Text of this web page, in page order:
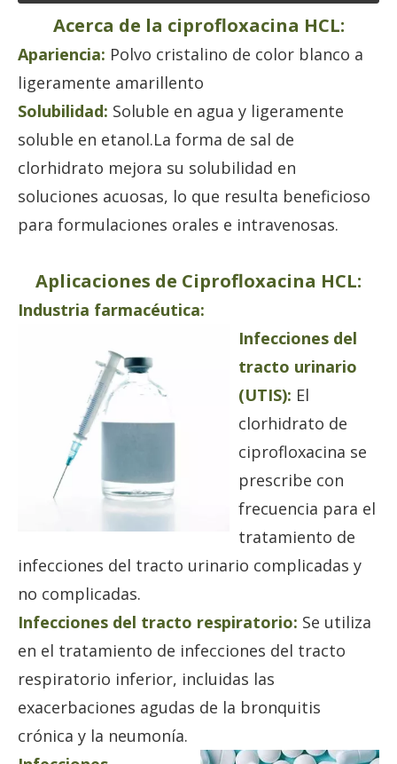
Acerca de la ciprofloxacina HCL:
Apariencia: Polvo cristalino de color blanco a
ligeramente amarillento
Solubilidad: Soluble en agua y ligeramente
soluble en etanol.La forma de sal de
clorhidrato mejora su solubilidad en
soluciones acuosas, lo que resulta beneficioso
para formulaciones orales e intravenosas.
Aplicaciones de Ciprofloxacina HCL:
Industria farmacéutica:
Infecciones del
tracto urinario
(UTIS): El
clorhidrato de
ciprofloxacina se
prescribe con
frecuencia para el
tratamiento de
infecciones del tracto urinario complicadas y
no complicadas.
Infecciones del tracto respiratorio: Se utiliza
en el tratamiento de infecciones del tracto
respiratorio inferior, incluidas las
exacerbaciones agudas de la bronquitis
crónica y la neumonía.